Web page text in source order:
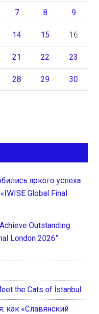
7 8 9
14 15 16
21 22 23
28 29 30
яркого успеха
Global Final
Outstanding
London 2026”
the Cats of İstanbul
как «Славянский